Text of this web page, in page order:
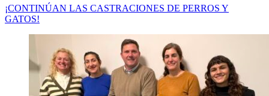
¡CONTINÚAN LAS CASTRACIONES DE PERROS Y
GATOS!